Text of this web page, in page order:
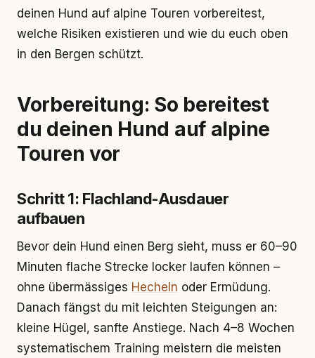
deinen Hund auf alpine Touren vorbereitest,
welche Risiken existieren und wie du euch oben
in den Bergen schützt.
Vorbereitung: So bereitest
du deinen Hund auf alpine
Touren vor
Schritt 1: Flachland-Ausdauer
aufbauen
Bevor dein Hund einen Berg sieht, muss er 60–90
Minuten flache Strecke locker laufen können –
ohne übermässiges Hecheln oder Ermüdung.
Danach fängst du mit leichten Steigungen an:
kleine Hügel, sanfte Anstiege. Nach 4–8 Wochen
systematischem Training meistern die meisten